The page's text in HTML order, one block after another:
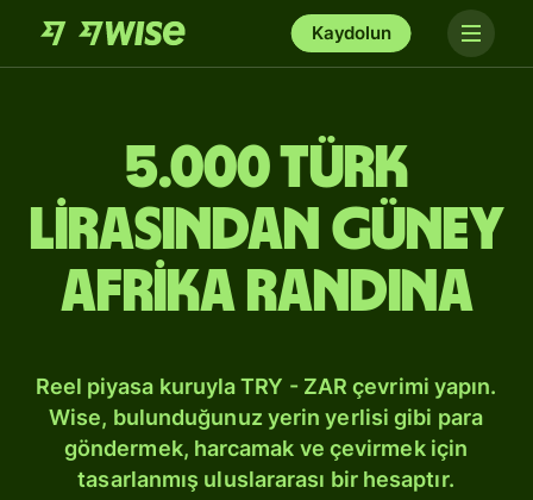
Kaydolun
5.000 Türk
lirasından Güney
Afrika randına
Reel piyasa kuruyla TRY - ZAR çevrimi yapın.
Wise, bulunduğunuz yerin yerlisi gibi para
göndermek, harcamak ve çevirmek için
tasarlanmış uluslararası bir hesaptır.